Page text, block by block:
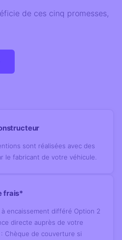
de ces cinq promesses,
sont réalisées avec des
le fabricant de votre véhicule.
frais*
encaissement différé Option 2
directe auprès de votre
Chèque de couverture si